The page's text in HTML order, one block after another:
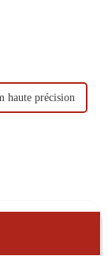
haute précision